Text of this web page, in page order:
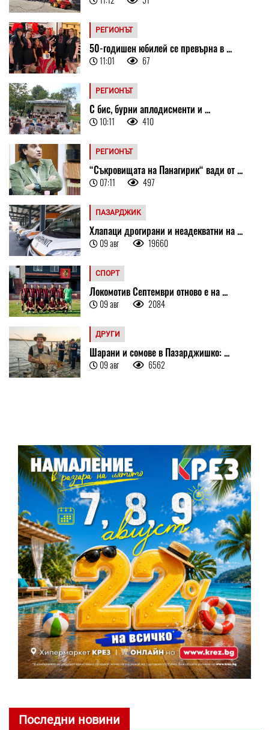
РЕГИОНЪТ
50-годишен юбилей се превърна в ...
11:01 67
РЕГИОНЪТ
С бис, бурни аплодисменти и ...
10:11 410
РЕГИОНЪТ
“Съкровищата на Панагирик“ вади от ...
07:11 497
ПАЗАРДЖИК
Хлапаци дрогирани и неадекватни на ...
09 авг 19660
СПОРТ
Локомотив Септември отново е на ...
09 авг 2084
ДРУГИ
Шарани и сомове в Пазарджишко: ...
09 авг 6562
Последни новини